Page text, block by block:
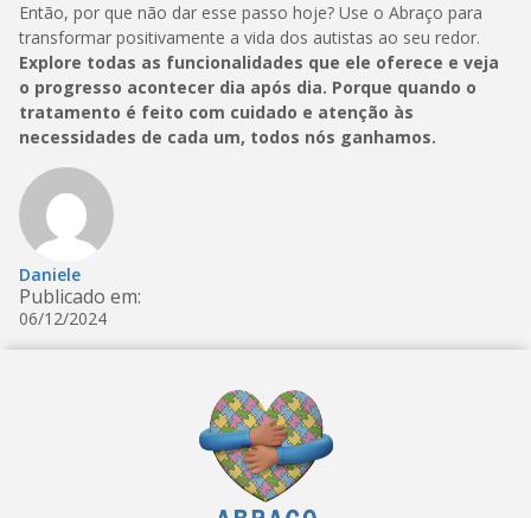
Então, por que não dar esse passo hoje? Use o Abraço para
transformar positivamente a vida dos autistas ao seu redor.
Explore todas as funcionalidades que ele oferece e veja
o progresso acontecer dia após dia. Porque quando o
tratamento é feito com cuidado e atenção às
necessidades de cada um, todos nós ganhamos.
Daniele
Publicado em:
06/12/2024